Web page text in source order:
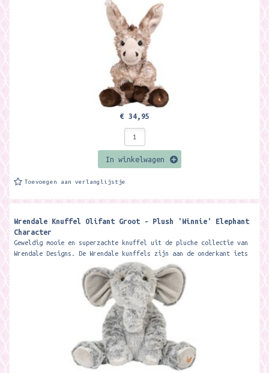
€ 34,95
In winkelwagen
Toevoegen aan verlanglijstje
Wrendale Knuffel Olifant Groot - Plush 'Winnie' Elephant
Character
Geweldig mooie en superzachte knuffel uit de pluche collectie van
Wrendale Designs. De Wrendale kunffels zijn aan de onderkant iets